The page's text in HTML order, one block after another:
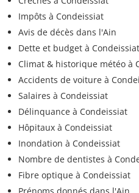
Impôts à Condeissiat
Avis de décès dans l'Ain
Dette et budget à Condeissiat
Climat & historique météo à
Accidents de voiture à
Salaires à Condeissiat
Délinquance à Condeissiat
Hôpitaux à Condeissiat
Inondation à Condeissiat
Nombre de dentistes à
Fibre optique à Condeissiat